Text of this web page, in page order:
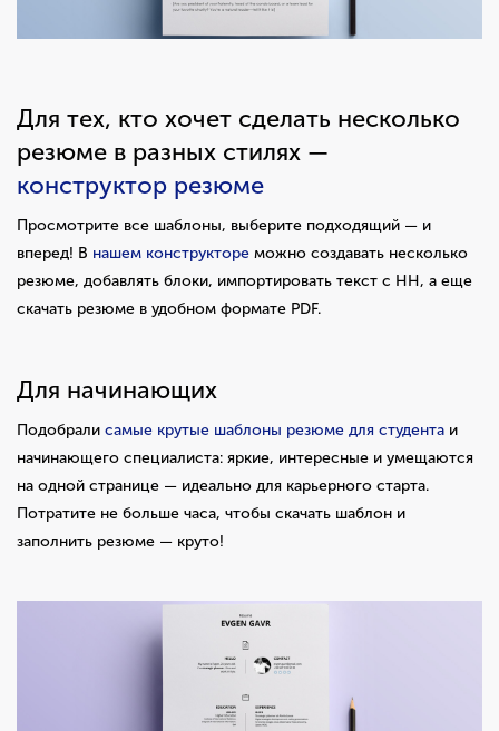
Для тех, кто хочет сделать несколько
резюме в разных стилях —
конструктор резюме
Просмотрите все шаблоны, выберите подходящий — и
вперед! В нашем конструкторе можно создавать несколько
резюме, добавлять блоки, импортировать текст с HH, а еще
скачать резюме в удобном формате PDF.
Для начинающих
Подобрали самые крутые шаблоны резюме для студента и
начинающего специалиста: яркие, интересные и умещаются
на одной странице — идеально для карьерного старта.
Потратите не больше часа, чтобы скачать шаблон и
заполнить резюме — круто!